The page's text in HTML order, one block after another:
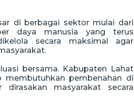
di berbagai sektor mulai dari
daya manusia yang terus
secara maksimal agar
bersama. Kabupaten Lahat
pembenahan di
masyarakat secara